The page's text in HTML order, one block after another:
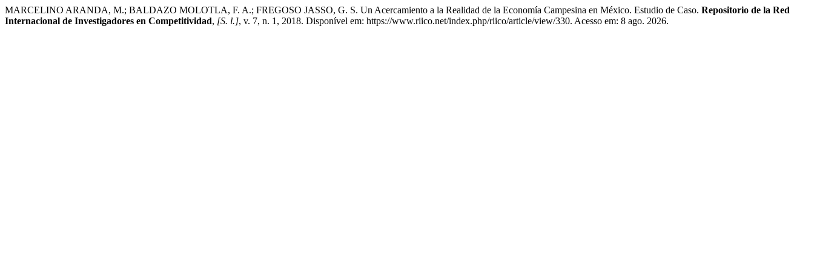
MARCELINO ARANDA, M.; BALDAZO MOLOTLA, F. A.; FREGOSO JASSO, G. S. Un Acercamiento a la Realidad de la Economía Campesina en México. Estudio de Caso. Repositorio de la Red
Internacional de Investigadores en Competitividad, [S. l.], v. 7, n. 1, 2018. Disponível em: https://www.riico.net/index.php/riico/article/view/330. Acesso em: 8 ago. 2026.